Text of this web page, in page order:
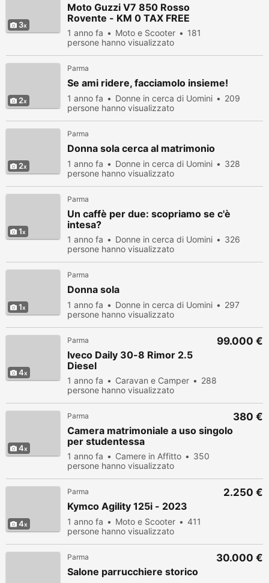
3
Moto Guzzi V7 850 Rosso
Rovente - KM 0 TAX FREE
1 anno fa Moto e Scooter
181
persone hanno visualizzato
2
Parma
Se ami ridere, facciamolo insieme!
1 anno fa Donne in cerca di Uomini
209
persone hanno visualizzato
2
Parma
Donna sola cerca al matrimonio
1 anno fa Donne in cerca di Uomini
328
persone hanno visualizzato
1
Parma
Un caffè per due: scopriamo se c'è
intesa?
1 anno fa Donne in cerca di Uomini
326
persone hanno visualizzato
1
Parma
Donna sola
1 anno fa Donne in cerca di Uomini
297
persone hanno visualizzato
4
Parma
Iveco Daily 30-8 Rimor 2.5
Diesel
1 anno fa Caravan e Camper
288
persone hanno visualizzato
99.000 €
4
Parma
Camera matrimoniale a uso singolo
per studentessa
1 anno fa Camere in Affitto
350
persone hanno visualizzato
380 €
4
Parma
Kymco Agility 125i - 2023
1 anno fa Moto e Scooter
411
persone hanno visualizzato
2.250 €
Parma
Salone parrucchiere storico
30.000 €